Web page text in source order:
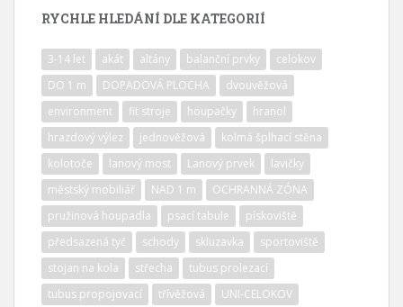
RYCHLE HLEDÁNÍ DLE KATEGORIÍ
3-14 let akát altány balanční prvky
celokov
DO 1 m
DOPADOVÁ PLOCHA
dvouvěžová
environment
fit stroje houpačky
hranol
hrazdový výlez
jednověžová
kolmá šplhací stěna
kolotoče
lanový most Lanový prvek
lavičky
městský mobiliář
NAD 1 m
OCHRANNÁ ZÓNA
pružinová houpadla
psací tabule
pískoviště
předsazená tyč
schody skluzavka
sportoviště
stojan na kola
střecha
tubus prolezací
tubus propojovací
třívěžová
UNI-CELOKOV